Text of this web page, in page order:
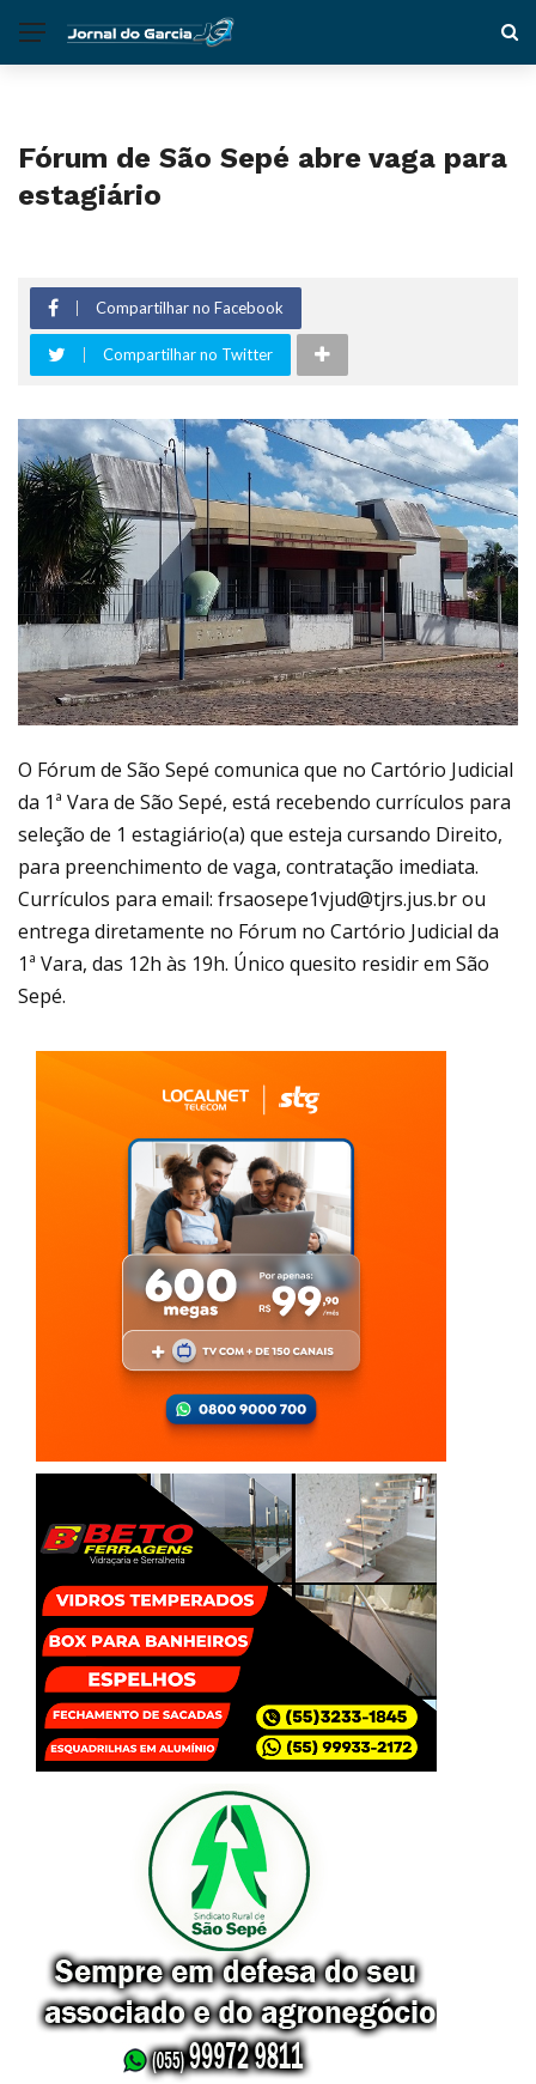
Fórum de São Sepé abre vaga para
estagiário
Compartilhar no Facebook
Compartilhar no Twitter
O Fórum de São Sepé comunica que no Cartório Judicial
da 1ª Vara de São Sepé, está recebendo currículos para
seleção de 1 estagiário(a) que esteja cursando Direito,
para preenchimento de vaga, contratação imediata.
Currículos para email: frsaosepe1vjud@tjrs.jus.br ou
entrega diretamente no Fórum no Cartório Judicial da
1ª Vara, das 12h às 19h. Único quesito residir em São
Sepé.